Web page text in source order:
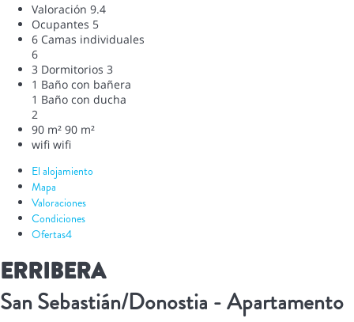
Valoración 9.4
Ocupantes 5
6 Camas individuales
6
3 Dormitorios 3
1 Baño con bañera
1 Baño con ducha
2
90 m² 90 m²
wifi wifi
El alojamiento
Mapa
Valoraciones
Condiciones
Ofertas4
ERRIBERA
San Sebastián/Donostia -Apartamento